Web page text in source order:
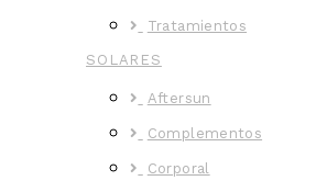
Tratamientos
SOLARES
Aftersun
Complementos
Corporal